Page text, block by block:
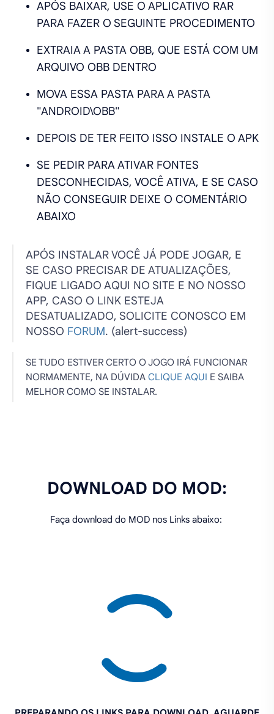
APÓS BAIXAR, USE O APLICATIVO RAR
PARA FAZER O SEGUINTE PROCEDIMENTO
EXTRAIA A PASTA OBB, QUE ESTÁ COM UM
ARQUIVO OBB DENTRO
MOVA ESSA PASTA PARA A PASTA
"ANDROID\OBB"
DEPOIS DE TER FEITO ISSO INSTALE O APK
SE PEDIR PARA ATIVAR FONTES
DESCONHECIDAS, VOCÊ ATIVA, E SE CASO
NÃO CONSEGUIR DEIXE O COMENTÁRIO
ABAIXO
APÓS INSTALAR VOCÊ JÁ PODE JOGAR, E
SE CASO PRECISAR DE ATUALIZAÇÕES,
FIQUE LIGADO AQUI NO SITE E NO NOSSO
APP, CASO O LINK ESTEJA
DESATUALIZADO, SOLICITE CONOSCO EM
NOSSO FORUM. (alert-success)
SE TUDO ESTIVER CERTO O JOGO IRÁ FUNCIONAR
NORMAMENTE, NA DÚVIDA CLIQUE AQUI E SAIBA
MELHOR COMO SE INSTALAR.
DOWNLOAD DO MOD:
Faça download do MOD nos Links abaixo:
PREPARANDO OS LINKS PARA DOWNLOAD. AGUARDE
8 SEGUNDOS...
Se o MOD não quer baixar, tente novamente
AQUI